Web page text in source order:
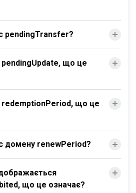
pendingTransfer?
що це
що це
домену renewPeriod?
що це означає?